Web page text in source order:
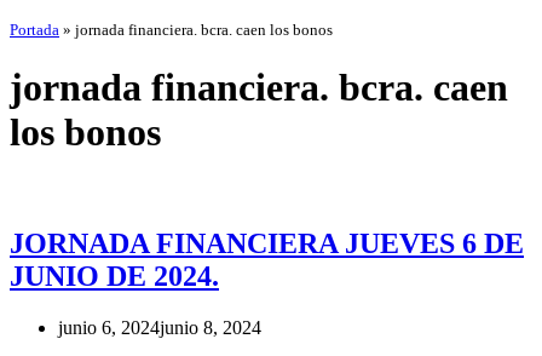
Portada » jornada financiera. bcra. caen los bonos
jornada financiera. bcra. caen
los bonos
JORNADA FINANCIERA JUEVES 6 DE
JUNIO DE 2024.
junio 6, 2024junio 8, 2024